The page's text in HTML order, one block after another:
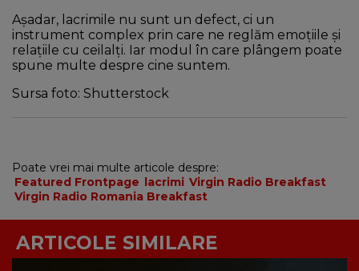
Așadar, lacrimile nu sunt un defect, ci un
instrument complex prin care ne reglăm emoțiile și
relațiile cu ceilalți. Iar modul în care plângem poate
spune multe despre cine suntem.
Sursa foto: Shutterstock
Poate vrei mai multe articole despre:
Featured Frontpage lacrimi Virgin Radio Breakfast
Virgin Radio Romania Breakfast
ARTICOLE SIMILARE